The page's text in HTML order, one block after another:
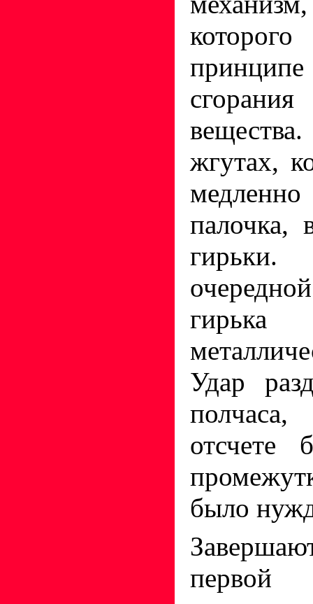
жгутах,
палочка,
Удар
отсчете
было